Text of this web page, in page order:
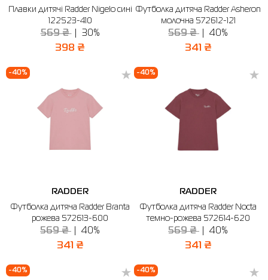
Термобілизна
Толстовки
Фітнес та йога
Шарфи
The North Face
Under Armour
Напівчеревики
Бренди
Плавки дитячі Radder Nigelo сині
122523-410
569 ₴ 30%
398 ₴
Футболка дитяча Radder Asheron
молочна 572612-121
569 ₴ 40%
341 ₴
-40%
RADDER
Футболка дитяча Radder Branta
рожева 572613-600
569 ₴ 40%
341 ₴
-40%
RADDER
Футболка дитяча Radder Nocta
темно-рожева 572614-620
569 ₴ 40%
341 ₴
-40% -40%